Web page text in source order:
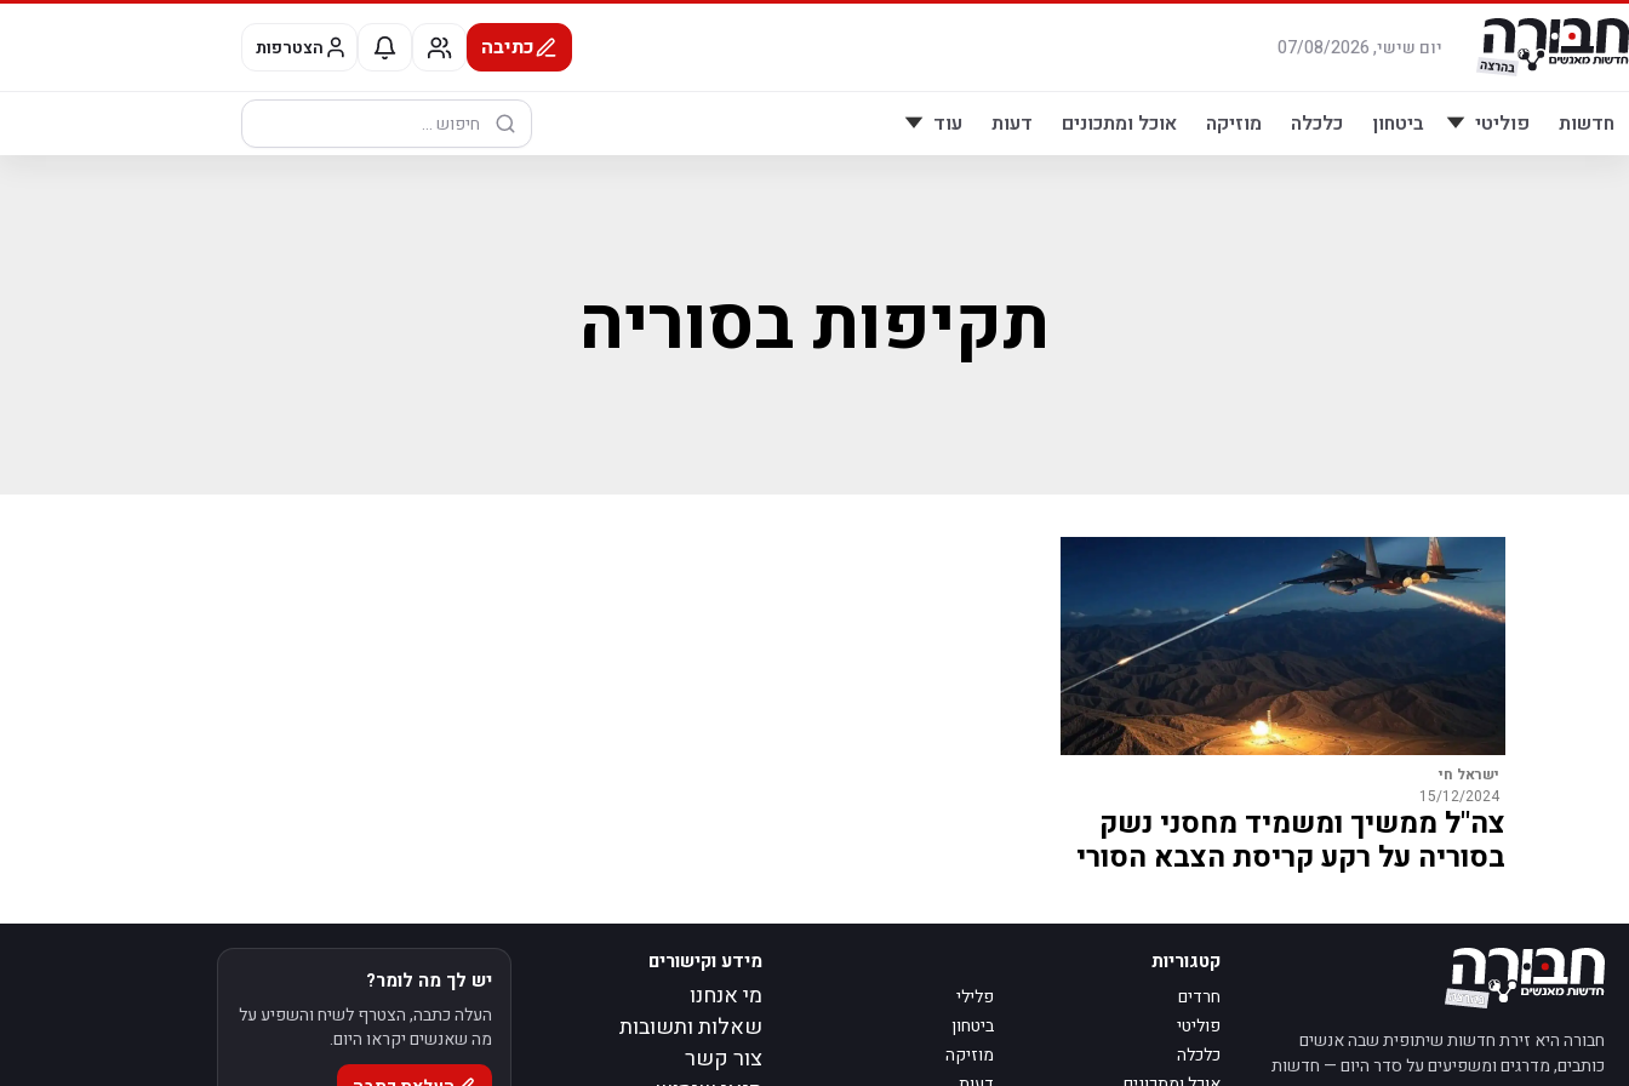
דלג
לתוכן
יום שישי, 07/08/2026 כתיבה הצטרפות
חדשות פוליטי ביטחון כלכלה מוזיקה אוכל ומתכונים דעות עוד
חיפוש:
תקיפות בסוריה
ישראל חי
15/12/2024
צה"ל ממשיך ומשמיד מחסני נשק
בסוריה על רקע קריסת הצבא הסורי
חבורה היא זירת חדשות שיתופית שבה אנשים
כותבים, מדרגים ומשפיעים על סדר היום — חדשות
קטגוריות
חרדים
פלילי
פוליטי
ביטחון
כלכלה
מוזיקה
מידע וקישורים
מי אנחנו
שאלות ותשובות
צור קשר
יש לך מה לומר?
העלה כתבה, הצטרף לשיח והשפיע על
מה שאנשים יקראו היום.